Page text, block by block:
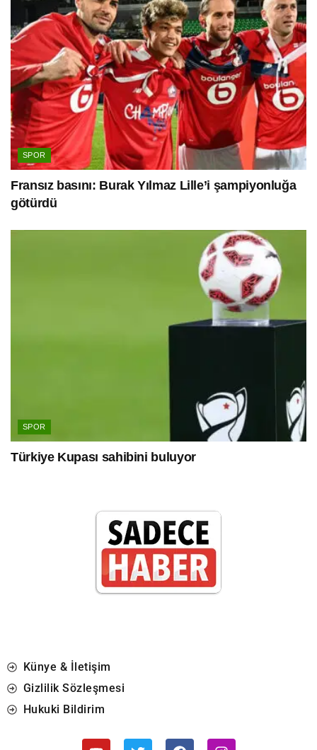
SPOR
Fransız basını: Burak Yılmaz Lille’i şampiyonluğa
götürdü
SPOR
Türkiye Kupası sahibini buluyor
Künye & İletişim
Gizlilik Sözleşmesi
Hukuki Bildirim